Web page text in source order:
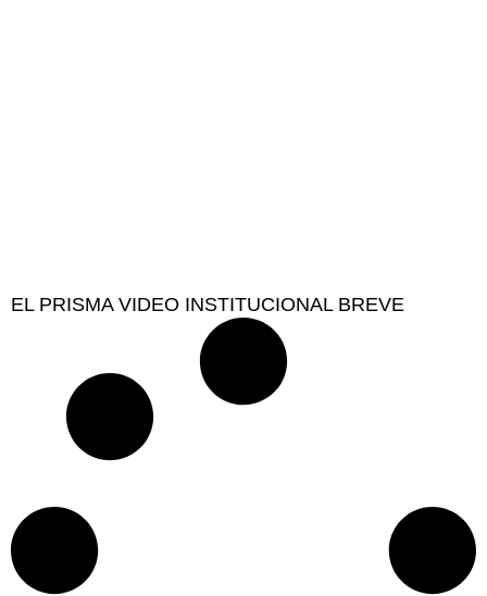
EL PRISMA VIDEO INSTITUCIONAL BREVE